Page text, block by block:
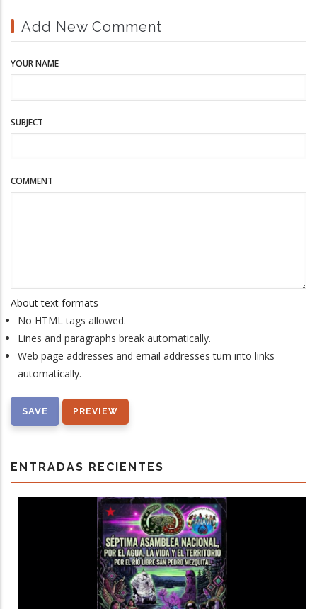
Add New Comment
YOUR NAME
SUBJECT
COMMENT
About text formats
No HTML tags allowed.
Lines and paragraphs break automatically.
Web page addresses and email addresses turn into links
automatically.
ENTRADAS RECIENTES